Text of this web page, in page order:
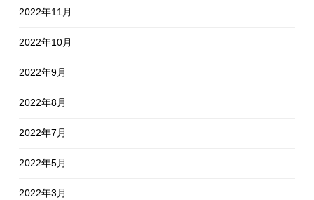
2022年11月
2022年10月
2022年9月
2022年8月
2022年7月
2022年5月
2022年3月